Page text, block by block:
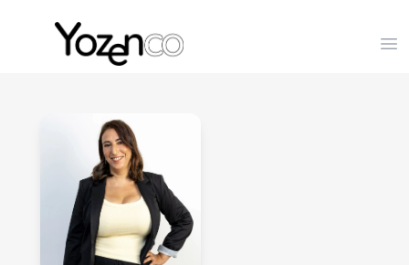
Yozenco - Organisateur de Salons, Evénements et